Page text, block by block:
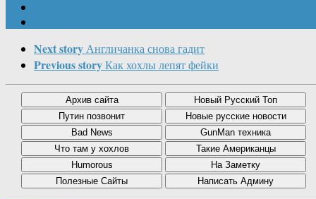
Next storyАнгличанка снова гадит
Previous storyКак хохлы лепят фейки